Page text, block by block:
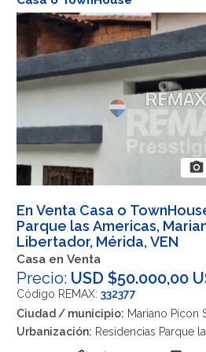
photo_camera
En Venta Casa o
Parque las Americas,
Libertador, Mérida, VEN
Casa en Venta
Precio: USD $50.000,00
Código REMAX: 332377
Ciudad / municipio: Mariano Picon
Urbanización: Residencias Parque